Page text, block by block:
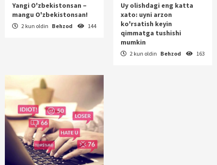
Yangi O'zbekistonsan –
mangu O'zbekistonsan!
2 kun oldin Behzod 144
Uy olishdagi eng katta
xato: uyni arzon
ko'rsatish keyin
qimmatga tushishi
mumkin
2 kun oldin Behzod 163